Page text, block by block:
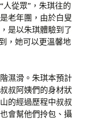
從眾”，朱琪往的
老年團，由於白叟
是以朱琪體驗到了
，她可以更溫馨地
濕滑。朱琪本預計
叔阿姨們的身材狀
的經過歷程中叔叔
會幫他們拎包、攝